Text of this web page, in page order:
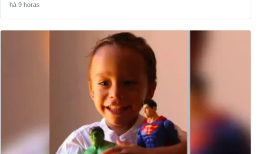
há 9 horas